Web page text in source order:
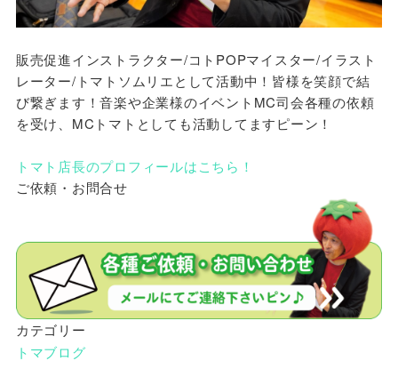
販売促進インストラクター/コトPOPマイスター/イラスト
レーター/トマトソムリエとして活動中！皆様を笑顔で結
び繋ぎます！音楽や企業様のイベントMC司会各種の依頼
を受け、MCトマトとしても活動してますピーン！
トマト店長のプロフィールはこちら！
ご依頼・お問合せ
カテゴリー
トマブログ